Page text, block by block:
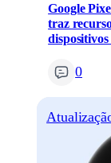
Google
traz
0